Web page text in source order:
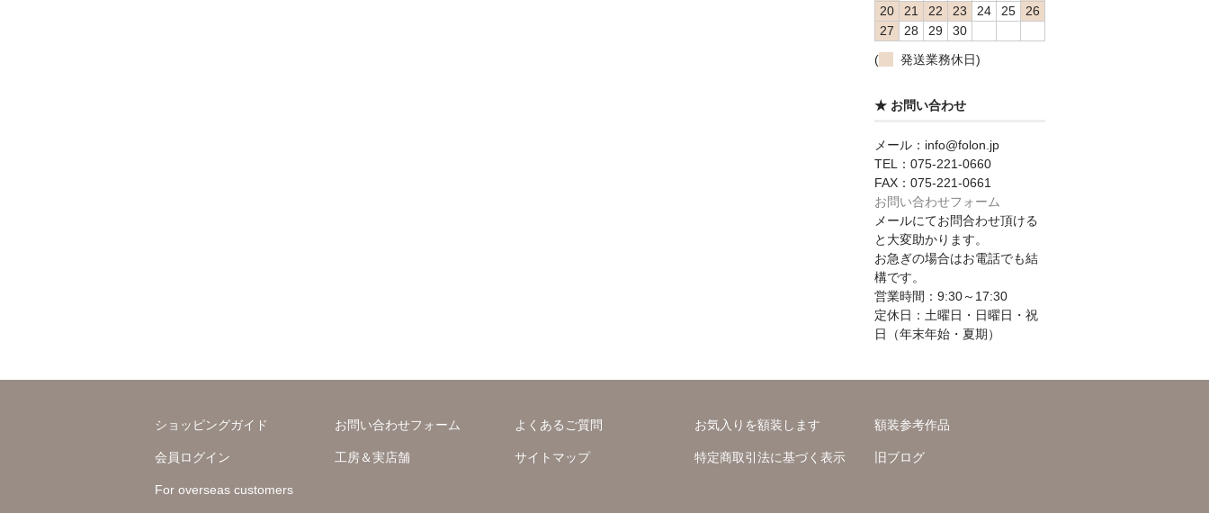
20
21 22 23 24 25
26
27
28 29
30
(
発送業務休日)
★ お問い合わせ
メール：info@folon.jp
TEL：075-221-0660
FAX：075-221-0661
お問い合わせフォーム
メールにてお問合わせ頂ける
と大変助かります。
お急ぎの場合はお電話でも結
構です。
営業時間：9:30～17:30
定休日：土曜日・日曜日・祝
日（年末年始・夏期）
ショッピングガイド お問い合わせフォーム よくあるご質問 お気入りを額装します 額装参考作品
会員ログイン 工房＆実店舗 サイトマップ 特定商取引法に基づく表示 旧ブログ
For overseas customers